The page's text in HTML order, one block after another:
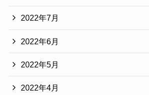
2022年7月
2022年6月
2022年5月
2022年4月